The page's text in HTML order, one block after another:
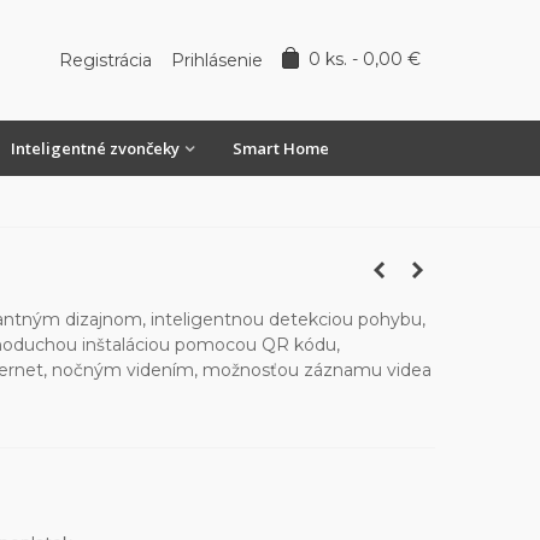
Registrácia Prihlásenie 0 ks. - 0,00 €
Inteligentné zvončeky Smart Home
dizajnom, inteligentnou detekciou pohybu,
inštaláciou pomocou QR kódu,
nočným videním, možnosťou záznamu videa